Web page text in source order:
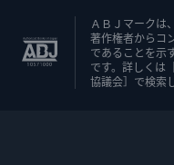
ＡＢＪマークは
著作権者からコ
であることを示
です。詳しくは
協議会］で検索